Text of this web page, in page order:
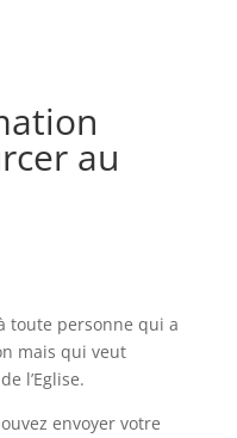
au
toute personne qui a
mais qui veut
l’Eglise.
envoyer votre